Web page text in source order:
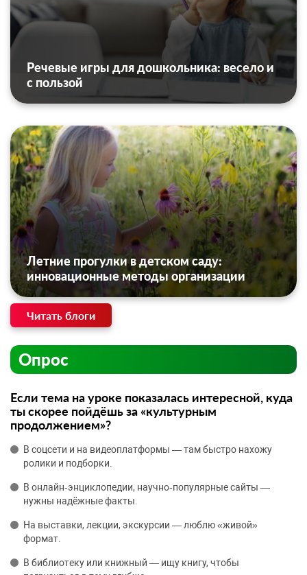
Речевые игры для дошкольника: весело и
с пользой
Летние прогулки в детском саду:
инновационные методы организации
Читать блоги
Опрос
Если тема на уроке показалась интересной, куда
ты скорее пойдёшь за «культурным
продолжением»?
В соцсети и на видеоплатформы — там быстро нахожу
ролики и подборки.
В онлайн‑энциклопедии, научно‑популярные сайты —
нужны надёжные факты.
На выставки, лекции, экскурсии — люблю «живой»
формат.
В библиотеку или книжный — ищу книгу, чтобы